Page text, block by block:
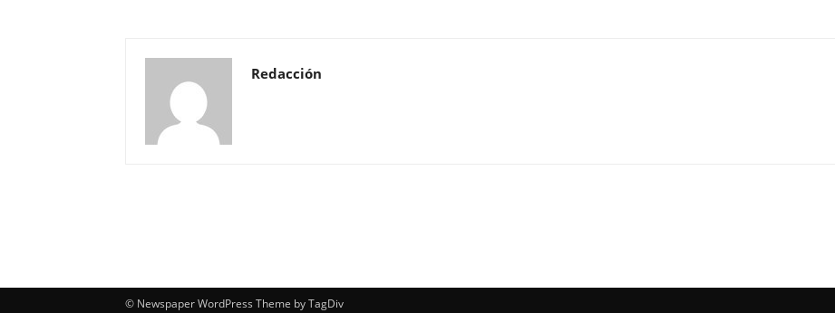
Redacción
© Newspaper WordPress Theme by TagDiv